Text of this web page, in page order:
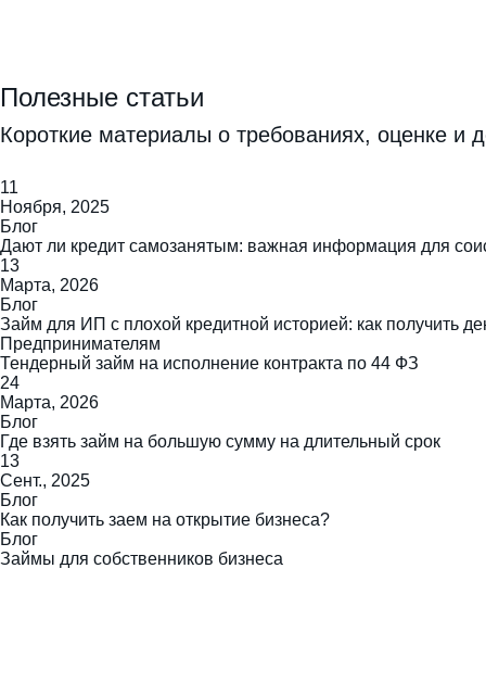
Полезные статьи
Короткие материалы о требованиях, оценке и
11
Ноября, 2025
Блог
Дают ли кредит самозанятым: важная информация для
13
Марта, 2026
Блог
Займ для ИП с плохой кредитной историей: как получить
Предпринимателям
Тендерный займ на исполнение контракта по 44 ФЗ
24
Марта, 2026
Блог
Где взять займ на большую сумму на длительный срок
13
Сент., 2025
Блог
Как получить заем на открытие бизнеса?
Блог
Займы для собственников бизнеса